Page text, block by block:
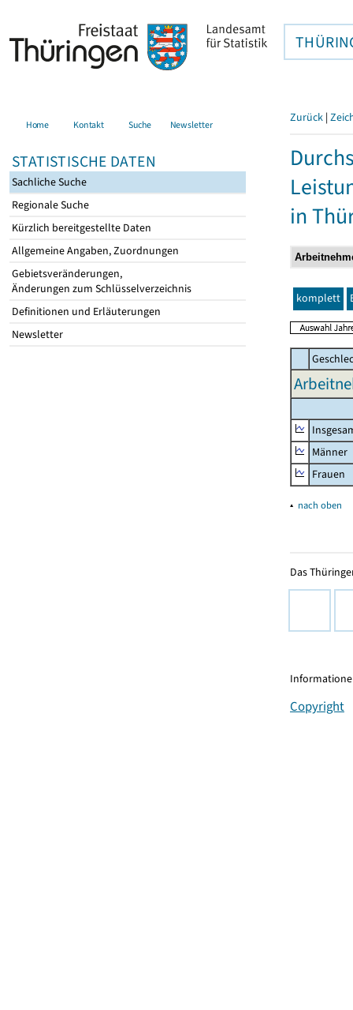
Home Kontakt Suche Newsletter
STATISTISCHE DATEN
Sachliche Suche
Regionale Suche
Kürzlich bereitgestellte Daten
Allgemeine Angaben, Zuordnungen
Gebietsveränderungen,
Änderungen zum Schlüsselverzeichnis
Definitionen und Erläuterungen
Newsletter
Zurück |
in
komplett
Männer
Frauen
▴ nach oben
Das
Copyright